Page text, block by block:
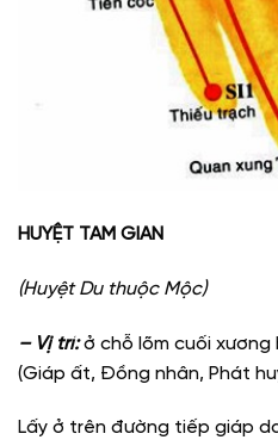
HUYỆT TAM GIAN
(Huyệt Du thuộc Mộc)
– Vị trí:ở chỗ lõm cuối xương
(Giáp ất, Đồng nhân, Phát
Lấy ở trên đường tiếp giáp